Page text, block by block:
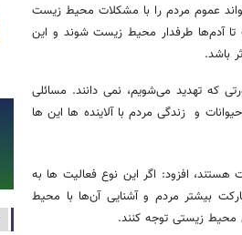
عموم مردم را با مشکلات محیط زیست
آدم‌ها طرفدار محیط زیست شوند و این
باشد.
که تهدید می‌شویم، نمی دانند. مسائلی
و زندگی مردم با آلاینده ها این ها
افزود: اگر این نوع فعالیت ها به
بیشتر مردم و آشنایی آن‌ها با محیط
محیط زیستی توجه کنند.